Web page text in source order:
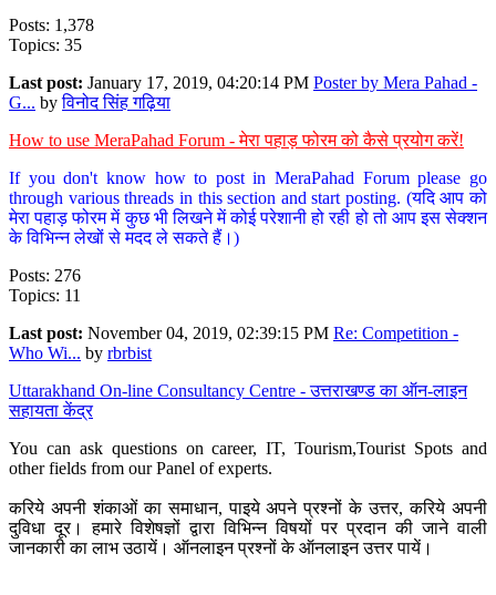
Posts: 1,378
Topics: 35
Last post: January 17, 2019, 04:20:14 PM Poster by Mera Pahad -
G... byविनोद सिंह गढ़िया
How to use MeraPahad Forum - मेरा पहाड़ फोरम को कैसे प्रयोग करें!
If you don't know how to post in MeraPahad Forum please go
through various threads in this section and start posting. (यदि आप को
मेरा पहाड़ फोरम में कुछ भी लिखने में कोई परेशानी हो रही हो तो आप इस सेक्शन
के विभिन्न लेखों से मदद ले सकते हैं।)
Posts: 276
Topics: 11
Last post: November 04, 2019, 02:39:15 PM Re: Competition -
Who Wi... by rbrbist
Uttarakhand On-line Consultancy Centre - उत्तराखण्ड का ऑन-लाइन
सहायता केंद्र
You can ask questions on career, IT, Tourism,Tourist Spots and
other fields from our Panel of experts.
करिये अपनी शंकाओं का समाधान, पाइये अपने प्रश्नों के उत्तर, करिये अपनी
दुविधा दूर। हमारे विशेषज्ञों द्वारा विभिन्न विषयों पर प्रदान की जाने वाली
जानकारी का लाभ उठायें। ऑनलाइन प्रश्नों के ऑनलाइन उत्तर पायें।